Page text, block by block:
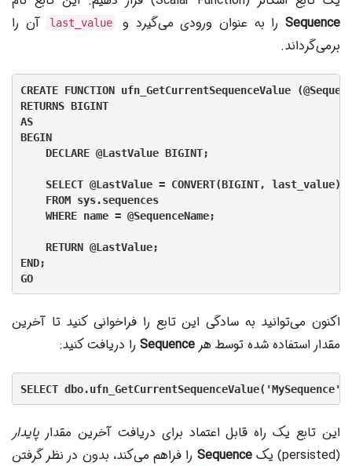
Sequenceرا به عنوان ورودی می‌گیرد و last_value
آن را
برمی‌گرداند.
CREATE FUNCTION ufn_GetCurrentSequenceValue
RETURNS BIGINT
AS
BEGIN
    DECLARE @LastValue BIGINT;
    SELECT @LastValue = CONVERT(BIGINT, last_value)
    FROM sys.sequences
    WHERE name = @SequenceName;
    RETURN @LastValue;
END;
GO
اکنون می‌توانید به سادگی این تابع را فراخوانی کنید تا آخرین
مقدار استفاده شده توسط هر Sequence را دریافت کنید:
SELECT
این تابع یک راه قابل اعتماد برای دریافت آخرین مقدار پایدار
(persisted) یک
Sequence را فراهم می‌کند، بدون در نظر گرفتن